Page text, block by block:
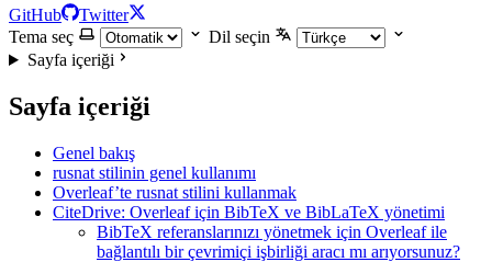
GitHub
Twitter
Tema seç
Dil seçin
Sayfa içeriği
Sayfa içeriği
Genel bakış
rusnat stilinin genel kullanımı
Overleaf’te rusnat stilini kullanmak
CiteDrive: Overleaf için BibTeX ve BibLaTeX yönetimi
BibTeX referanslarınızı yönetmek için Overleaf ile
bağlantılı bir çevrimiçi işbirliği aracı mı arıyorsunuz?